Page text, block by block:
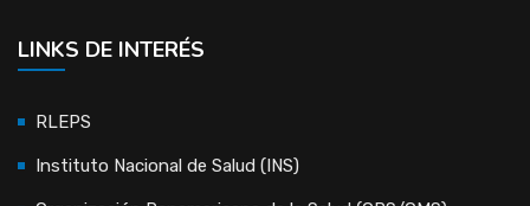
LINKS DE INTERÉS
RLEPS
Instituto Nacional de Salud (INS)